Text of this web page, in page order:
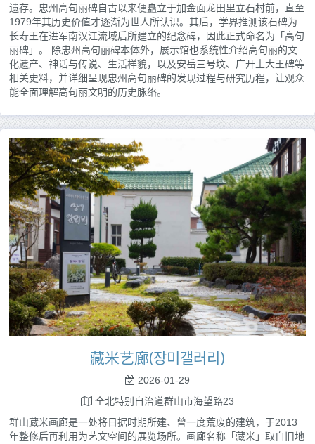
遗存。忠州高句丽碑自古以来便矗立于加金面龙田里立石村前，直至
1979年其历史价值才逐渐为世人所认识。其后，学界推测该石碑为
长寿王在进军南汉江流域后所建立的纪念碑，因此正式命名为「高句
丽碑」。 除忠州高句丽碑本体外，展示馆也系统性介绍高句丽的文
化遗产、神话与传说、生活样貌，以及安岳三号坟、广开土大王碑等
相关史料，并详细呈现忠州高句丽碑的发现过程与研究历程，让观众
能全面理解高句丽文明的历史脉络。
藏米艺廊(장미갤러리)
2026-01-29
全北特别自治道群山市海望路23
群山藏米画廊是一处将日据时期所建、曾一度荒废的建筑，于2013
年整修后再利用为艺文空间的展览场所。画廊名称「藏米」取自旧地